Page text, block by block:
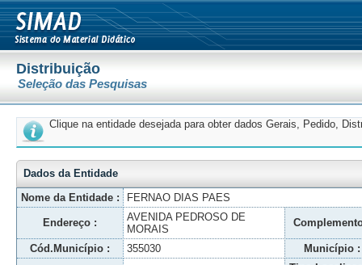
Distribuição
Seleção das Pesquisas
Clique na entidade desejada para obter dados Gerais, Pedido,
Dados da Entidade
Nome da Entidade :
FERNAO DIAS PAES
Endereço :
AVENIDA PEDROSO DE
MORAIS
Cód.Município : 355030 Município :